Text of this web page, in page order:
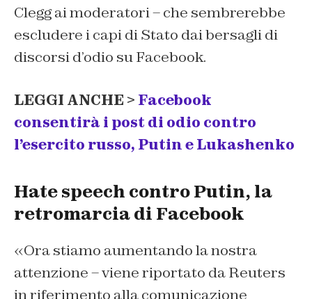
Clegg ai moderatori – che sembrerebbe
escludere i capi di Stato dai bersagli di
discorsi d’odio su Facebook.
LEGGI ANCHE > Facebook
consentirà i post di odio contro
l’esercito russo, Putin e Lukashenko
Hate speech contro Putin, la
retromarcia di Facebook
«Ora stiamo aumentando la nostra
attenzione – viene riportato da Reuters
in riferimento alla comunicazione